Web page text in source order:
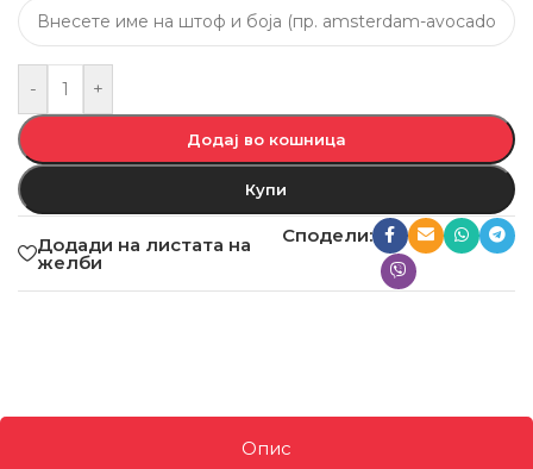
- +
Додај во кошница
Купи
Додади на листата на
желби
Сподели:
Опис